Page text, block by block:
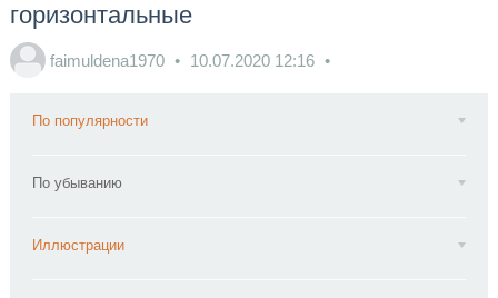
горизонтальные
faimuldena1970 10.07.2020 12:16
По популярности
По убыванию
Иллюстрации